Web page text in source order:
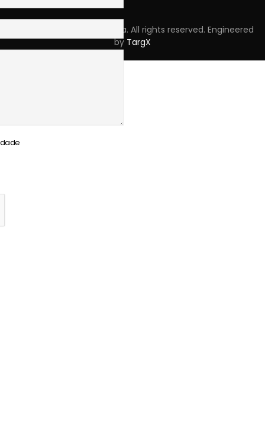
Copyright © 2023 Skpro, Lda. All rights reserved. Engineered
by TargX